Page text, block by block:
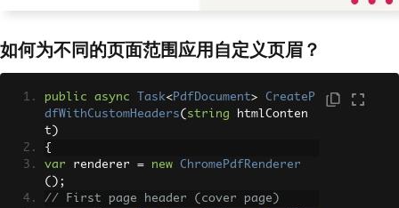
};
Footer
= new
HtmlHeaderFooter
{
                <div style='text-alig
n: center; font-size: 10px; padding: 5
px;'>
如何为不同的页面范围应用自定义页眉？
public async Task<PdfDocument>
CreateP
dfWithCustomHeaders( string htmlConten
t )
{
var renderer = new
ChromePdfRenderer
();
// First page header (cover page)